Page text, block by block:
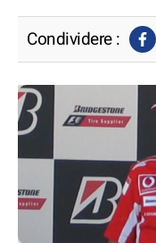
Condividere :